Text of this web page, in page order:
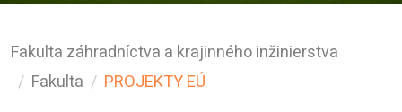
Fakulta záhradníctva a krajinného inžinierstva
Fakulta
PROJEKTY EÚ